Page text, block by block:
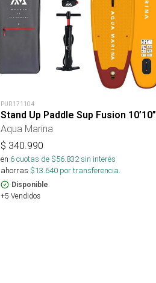
PUR171104
Stand Up Paddle Sup Fusion 10’10”
Aqua Marina
$ 340.990
en 6cuotas de $56.832sin interés
ahorras $13.640 por transferencia.
Disponible
+5 Vendidos